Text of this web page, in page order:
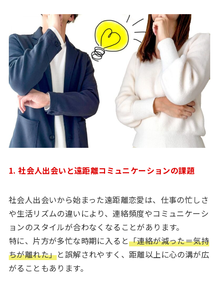
1. 社会人出会いと遠距離コミュニケーションの課題
社会人出会いから始まった遠距離恋愛は、仕事の忙しさ
や生活リズムの違いにより、連絡頻度やコミュニケーシ
ョンのスタイルが合わなくなることがあります。
特に、片方が多忙な時期に入ると「連絡が減った＝気持
ちが離れた」と誤解されやすく、距離以上に心の溝が広
がることもあります。